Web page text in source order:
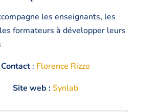
les enseignants, les
formateurs à développer leurs
Contact: Florence Rizzo
Site web :Synlab